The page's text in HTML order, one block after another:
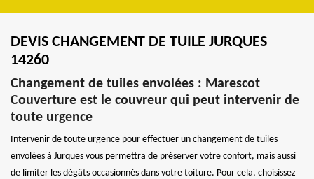
DEVIS CHANGEMENT DE TUILE JURQUES
14260
Changement de tuiles envolées : Marescot
Couverture est le couvreur qui peut intervenir de
toute urgence
Intervenir de toute urgence pour effectuer un changement de tuiles
envolées à Jurques vous permettra de préserver votre confort, mais aussi
de limiter les dégâts occasionnés dans votre toiture. Pour cela, choisissez